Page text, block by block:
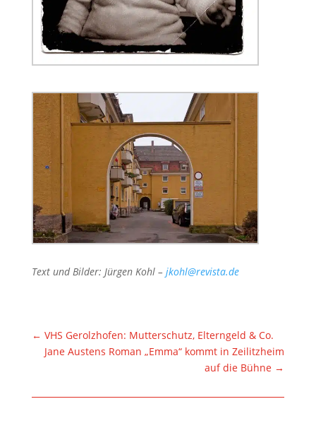
Text und Bilder: Jürgen Kohl – jkohl@revista.de
← VHS Gerolzhofen: Mutterschutz, Elterngeld & Co.
Jane Austens Roman „Emma“ kommt in Zeilitzheim
auf die Bühne →